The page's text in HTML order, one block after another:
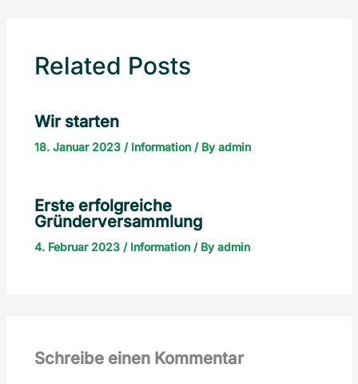
Related Posts
Wir starten
18. Januar 2023 / Information/ Byadmin
Erste erfolgreiche
Gründerversammlung
4. Februar 2023 / Information/ Byadmin
Schreibe einen Kommentar